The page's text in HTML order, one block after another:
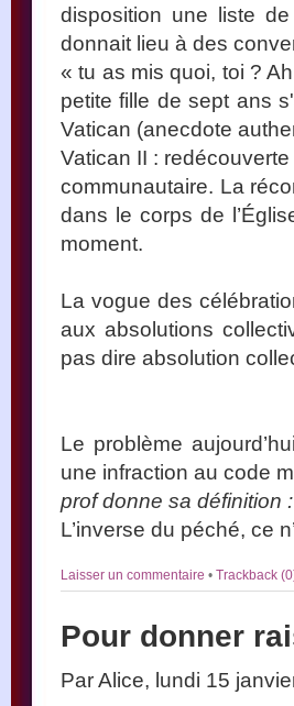
disposition une liste
donnait lieu à des
« tu as mis quoi, toi ?
petite fille de sept ans
Vatican (anecdote
Vatican II :
communautaire. La
dans le corps de
moment.
La vogue des
aux absolutions
pas dire absolution
Le problème
une infraction au code
prof donne sa définition
L’inverse du péché, ce
Laisser un commentaire • Trackback
Pour donner
Par Alice, lundi 15